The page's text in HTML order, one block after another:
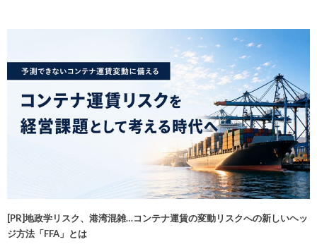
[PR]地政学リスク、港湾混雑…コンテナ運賃の変動リスクへの新しいヘッ
ジ方法「FFA」とは